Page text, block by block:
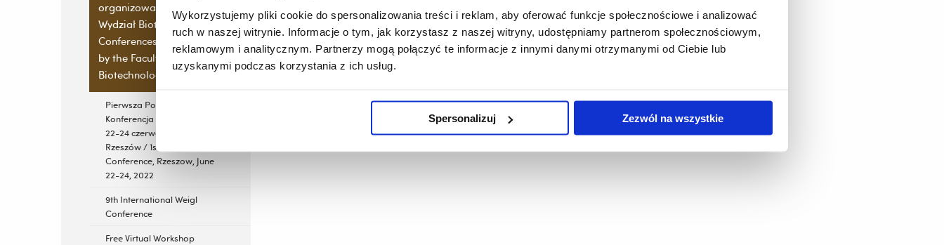
Wykorzystujemy pliki cookie do spersonalizowania treści i reklam, aby oferować funkcje społecznościowe i analizować
ruch w naszej witrynie. Informacje o tym, jak korzystasz z naszej witryny, udostępniamy partnerom społecznościowym,
reklamowym i analitycznym. Partnerzy mogą połączyć te informacje z innymi danymi otrzymanymi od Ciebie lub
uzyskanymi podczas korzystania z ich usług.
Spersonalizuj Zezwól na wszystkie
organizowane przez
Wydział Biotechnologii /
Conferences organized
by the Faculty of
Biotechnology
Pierwsza Polska
Konferencja Drożdżowa,
22-24 czerwca 2022 r.,
Rzeszów / 1st Polish Yeast
Conference, Rzeszow, June
22-24, 2022
9th International Weigl
Conference
Free Virtual Workshop